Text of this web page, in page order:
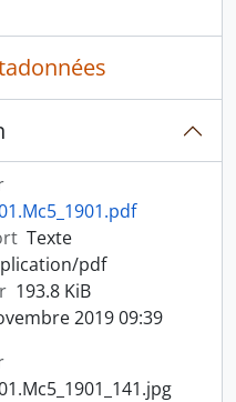
Texte
pdf
193.8 KiB
2019 09:39